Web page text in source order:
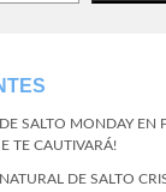
SALTO MONDAY EN
TE CAUTIVARÁ!
DE SALTO